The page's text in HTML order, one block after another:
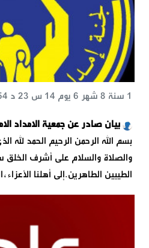
بيان صادر عن جمعية الامداد
1 سنة 8 شهر 6 يوم 14 س 23 د 54 ث
بسم الله الرحمن الرحيم الحمد لله
والصلاة والسلام على أشرف الخلق
الطيبين الطاهرين.إلى أهلنا